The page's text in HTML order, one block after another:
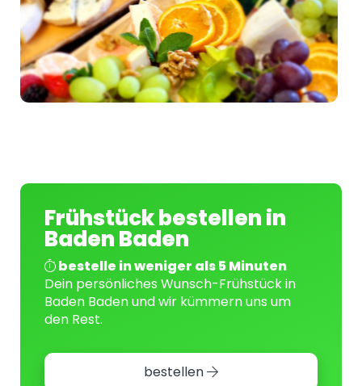
Frühstück bestellen in
Baden Baden
bestelle in weniger als 5 Minuten
Dein persönliches Wunsch-Frühstück in
Baden Baden und wir kümmern uns um
den Rest.
bestellen